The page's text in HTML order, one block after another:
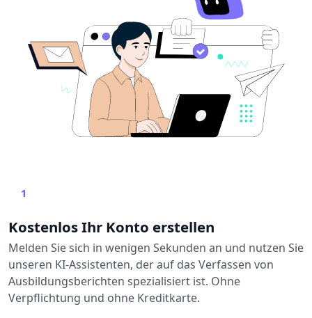
1
Kostenlos Ihr Konto erstellen
Melden Sie sich in wenigen Sekunden an und nutzen Sie
unseren KI-Assistenten, der auf das Verfassen von
Ausbildungsberichten spezialisiert ist. Ohne
Verpflichtung und ohne Kreditkarte.